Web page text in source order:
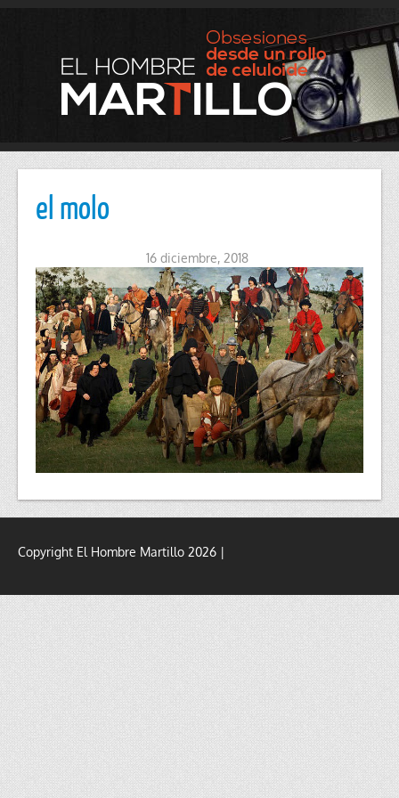
el molo
16 diciembre, 2018
Copyright El Hombre Martillo 2026 |